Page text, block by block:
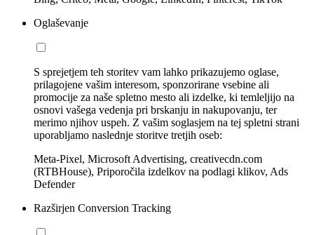
Oglaševanje
S sprejetjem teh storitev vam lahko prikazujemo oglase,
prilagojene vašim interesom, sponzorirane vsebine ali
promocije za naše spletno mesto ali izdelke, ki temleljijo na
osnovi vašega vedenja pri brskanju in nakupovanju, ter
merimo njihov uspeh. Z vašim soglasjem na tej spletni strani
uporabljamo naslednje storitve tretjih oseb:
Meta-Pixel, Microsoft Advertising, creativecdn.com
(RTBHouse), Priporočila izdelkov na podlagi klikov, Ads
Defender
Razširjen Conversion Tracking